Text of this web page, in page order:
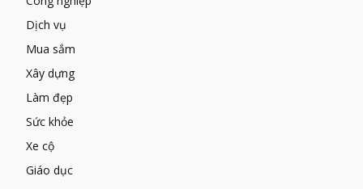
Dịch vụ
Mua sắm
Xây dựng
Làm đẹp
Sức khỏe
Xe cộ
Giáo dục